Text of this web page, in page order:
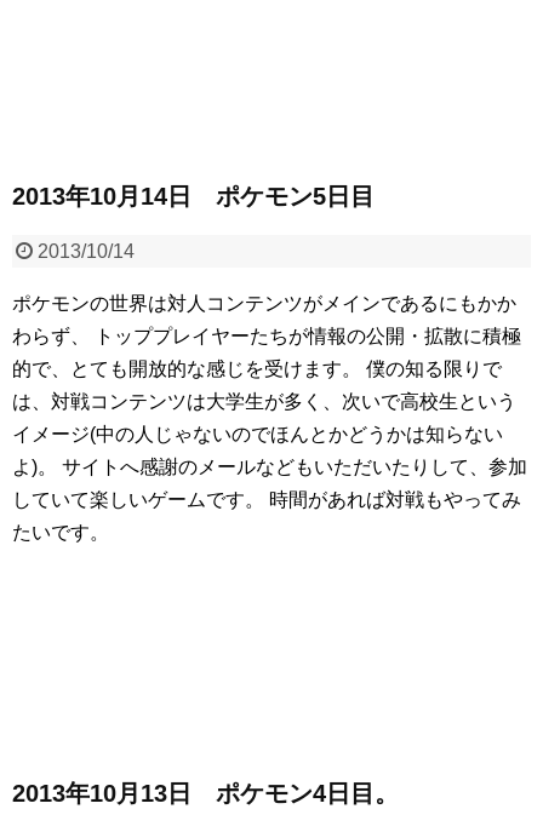
2013年10月14日 ポケモン5日目
2013/10/14
ポケモンの世界は対人コンテンツがメインであるにもかか
わらず、
トッププレイヤーたちが情報の公開・拡散に積極
的で、とても開放的な感じを受けます。
僕の知る限りで
は、対戦コンテンツは大学生が多く、次いで高校生という
イメージ(中の人じゃないのでほんとかどうかは知らない
よ)。
サイトへ感謝のメールなどもいただいたりして、参加
していて楽しいゲームです。
時間があれば対戦もやってみ
たいです。
2013年10月13日 ポケモン4日目。